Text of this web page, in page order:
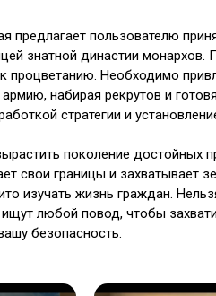
предлагает пользователю
знатной династии монархов.
процветанию. Необходимо
набирая рекрутов и
стратегии и
поколение достойных
свои границы и захватывает
изучать жизнь граждан.
любой повод, чтобы
безопасность.